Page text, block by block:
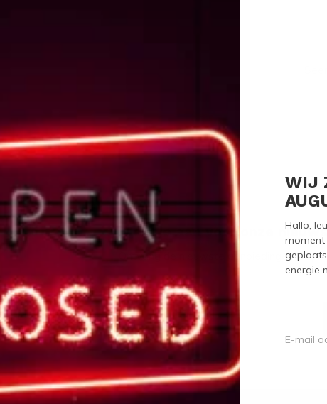
WIJ
Hallo,
moment
energie
Meld je aan voor onze
Ontvang de nieuwste aanbiedingen en